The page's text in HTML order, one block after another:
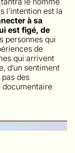
l’intention est la
à sa
est figé, de
personnes qui
de
qui arrivent
d’un sentiment
des
documentaire